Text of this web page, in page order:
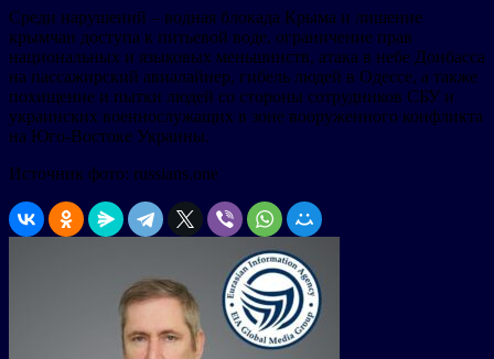
Среди нарушений – водная блокада Крыма и лишение
крымчан доступа к питьевой воде, ограничение прав
национальных и языковых меньшинств, атака в небе Донбасса
на пассажирский авиалайнер, гибель людей в Одессе, а также
похищение и пытки людей со стороны сотрудников СБУ и
украинских военнослужащих в зоне вооруженного конфликта
на Юго-Востоке Украины.
Источник фото: russians.one